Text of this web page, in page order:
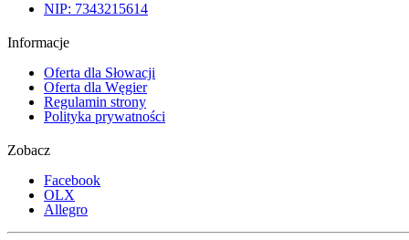
NIP: 7343215614
Informacje
Oferta dla Słowacji
Oferta dla Węgier
Regulamin strony
Polityka prywatności
Zobacz
Facebook
OLX
Allegro